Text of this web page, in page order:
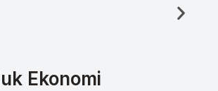
Ekonomi